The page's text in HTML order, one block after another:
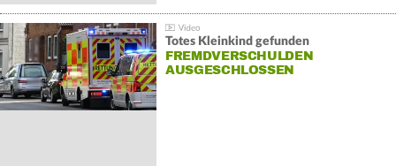
Totes Kleinkind gefunden
FREMDVERSCHULDEN
AUSGESCHLOSSEN